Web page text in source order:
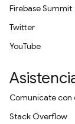
Firebase Summit
Twitter
YouTube
Comunícate con
Stack Overflow